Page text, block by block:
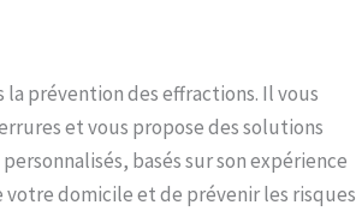
la prévention des effractions. Il vous
et vous propose des solutions
basés sur son expérience
domicile et de prévenir les risques